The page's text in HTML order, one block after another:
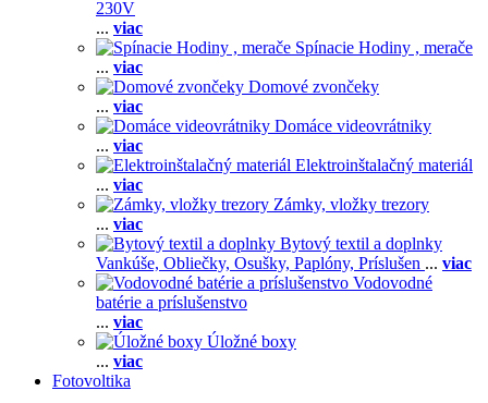
230V
... viac
Spínacie Hodiny , merače
... viac
Domové zvončeky
... viac
Domáce videovrátniky
... viac
Elektroinštalačný materiál
... viac
Zámky, vložky trezory
... viac
Bytový textil a doplnky
Vankúše, Obliečky, Osušky, Paplóny, Príslušen ... viac
Vodovodné
batérie a príslušenstvo
... viac
Úložné boxy
... viac
Fotovoltika